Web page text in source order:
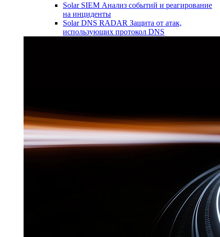
Solar SIEM Анализ событий и реагирование
на инциденты
Solar DNS RADAR Защита от атак,
использующих протокол DNS